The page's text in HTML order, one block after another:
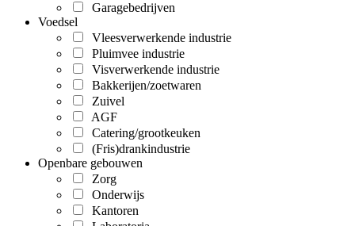
Garagebedrijven
Voedsel
Vleesverwerkende industrie
Pluimvee industrie
Visverwerkende industrie
Bakkerijen/zoetwaren
Zuivel
AGF
Catering/grootkeuken
(Fris)drankindustrie
Openbare gebouwen
Zorg
Onderwijs
Kantoren